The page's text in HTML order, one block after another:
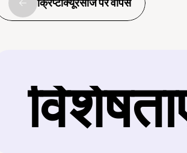
क्रिप्टोक्यूरेंसीज पर वापस